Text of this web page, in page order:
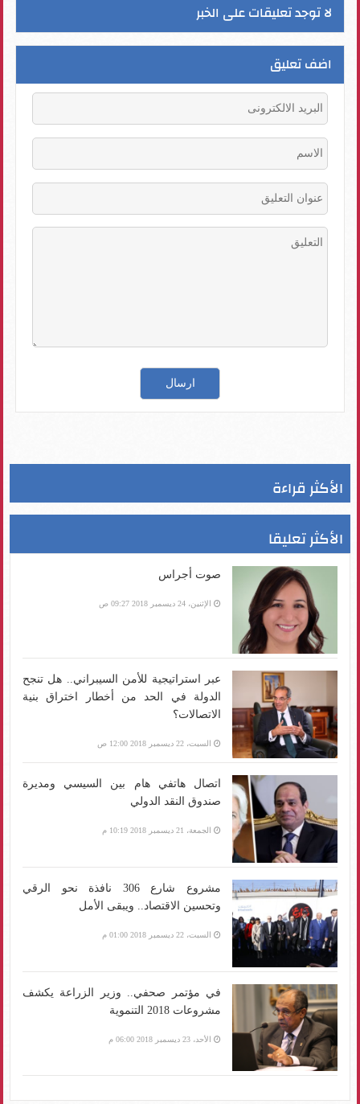
لا توجد تعليقات على الخبر
اضف تعليق
الأكثر قراءة
الأكثر تعليقا
صوت أجراس
الإثنين، 24 ديسمبر 2018 09:27 ص
عبر استراتيجية للأمن السيبراني.. هل تنجح
الدولة في الحد من أخطار اختراق بنية
الاتصالات؟
السبت، 22 ديسمبر 2018 12:00 ص
اتصال هاتفي هام بين السيسي ومديرة
صندوق النقد الدولي
الجمعة، 21 ديسمبر 2018 10:19 م
مشروع شارع 306 نافذة نحو الرقي
وتحسين الاقتصاد.. ويبقى الأمل
السبت، 22 ديسمبر 2018 01:00 م
في مؤتمر صحفي.. وزير الزراعة يكشف
مشروعات 2018 التنموية
الأحد، 23 ديسمبر 2018 06:00 م